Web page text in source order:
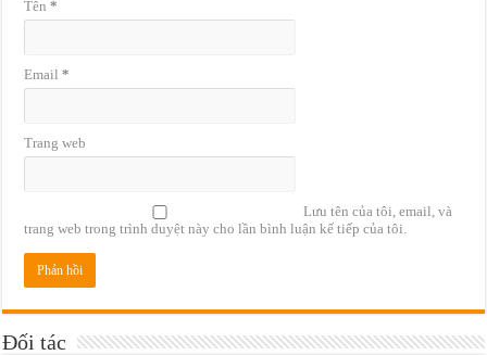
Tên*
Email*
Trang web
Lưu tên của tôi, email, và
trang web trong trình duyệt này cho lần bình luận kế tiếp của tôi.
Đối tác